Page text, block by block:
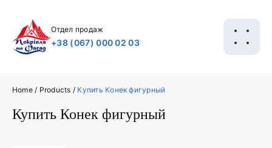
Отдел продаж
+38 (067) 000 02 03
Home/ Products / Купить Конек фигурный
Купить Конек фигурный